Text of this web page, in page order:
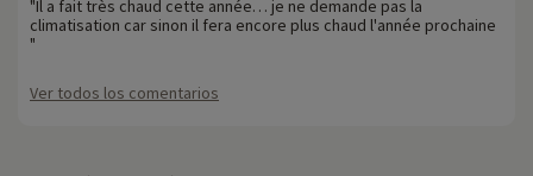
"Il a fait très chaud cette année… je ne demande pas la
climatisation car sinon il fera encore plus chaud l'année prochaine
"
Ver todos los comentarios